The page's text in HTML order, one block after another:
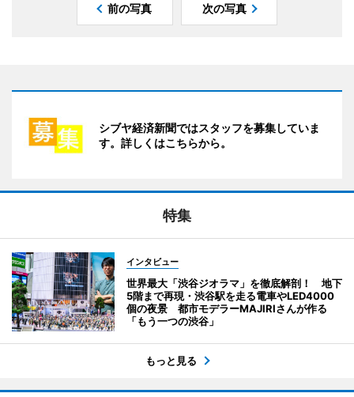
前の写真 次の写真
シブヤ経済新聞ではスタッフを募集していま
す。詳しくはこちらから。
特集
インタビュー
世界最大「渋谷ジオラマ」を徹底解剖！ 地下
5階まで再現・渋谷駅を走る電車やLED4000
個の夜景 都市モデラーMAJIRIさんが作る
「もう一つの渋谷」
もっと見る